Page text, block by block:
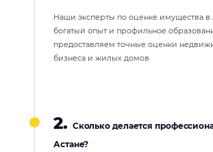
Наши эксперты по оценке имущества в
богатый опыт и профильное
предоставляем точные оценки
бизнеса и жилых домов.
2. Сколько делается
Астане?